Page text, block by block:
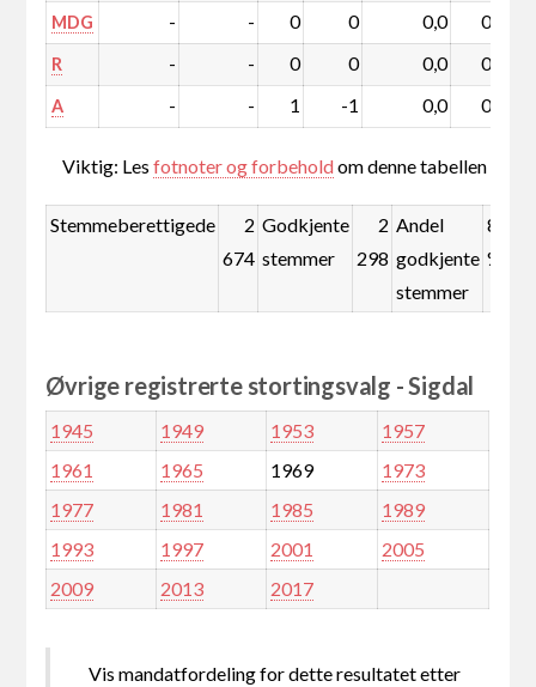
MDG - - 0 0 0,0 0,0
R - - 0 0 0,0 0,0
A - - 1 -1 0,0 0,0
Viktig: Lesfotnoter og forbeholdom denne tabellen
Stemmeberettigede
2
674
Godkjente
stemmer
2
298
Andel
godkjente
stemmer
85,9
%
Øvrige registrerte stortingsvalg - Sigdal
1945 1949 1953
1957
1961
1965 1969
1973
1977
1981 1985
1989
1993
1997 2001
2005
2009
2013 2017
Vis mandatfordeling for dette resultatet etter